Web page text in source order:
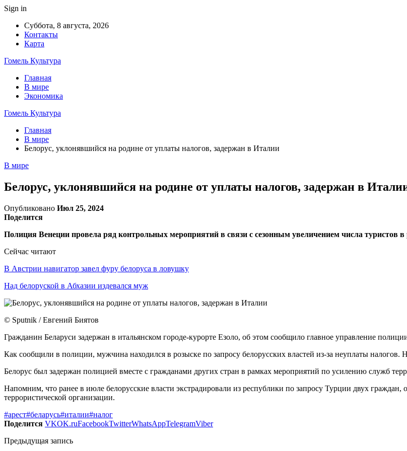
Sign in
Суббота, 8 августа, 2026
Контакты
Карта
Гомель Культура
Главная
В мире
Экономика
Гомель Культура
Главная
В мире
Белорус, уклонявшийся на родине от уплаты налогов, задержан в Италии
В мире
Белорус, уклонявшийся на родине от уплаты налогов, задержан в
Опубликовано Июл 25, 2024
Поделится
Полиция Венеции провела ряд контрольных мероприятий в связи с сезонным увеличением числа туристов в
Сейчас читают
В Австрии навигатор завел фуру белоруса в ловушку
Над белоруской в Абхазии издевался муж
© Sputnik / Евгений Биятов
Гражданин Беларуси задержан в итальянском городе-курорте Езоло, об этом сообщило главное управление
Как сообщили в полиции, мужчина находился в розыске по запросу белорусских властей из-за неуплаты налогов.
Белорус был задержан полицией вместе с гражданами других стран в рамках мероприятий по усилению служб
Напомним, что ранее в июле белорусские власти экстрадировали из республики по запросу Турции двух
террористической организации.
#арест#беларусь#италии#налог
Поделится VKOK.ruFacebookTwitterWhatsAppTelegramViber
Предыдущая запись